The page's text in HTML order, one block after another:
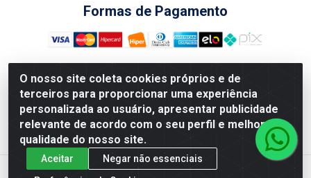
O nosso site coleta cookies próprios e de
terceiros para proporcionar uma experiência
personalizada ao usuário, apresentar publicidade
relevante de acordo com o seu perfil e melhorar a
qualidade do nosso site.
Aceitar
Negar não essenciais
Formas de Pagamento
Nova Boni Distribuidora de Material de Construção LTDA - Rua
Alice Tibiriçá, 330 - Vila Da Penha, Rio de Janeiro/RJ - CEP:
21.210-110 - CNPJ: 11.003.135/0001-27